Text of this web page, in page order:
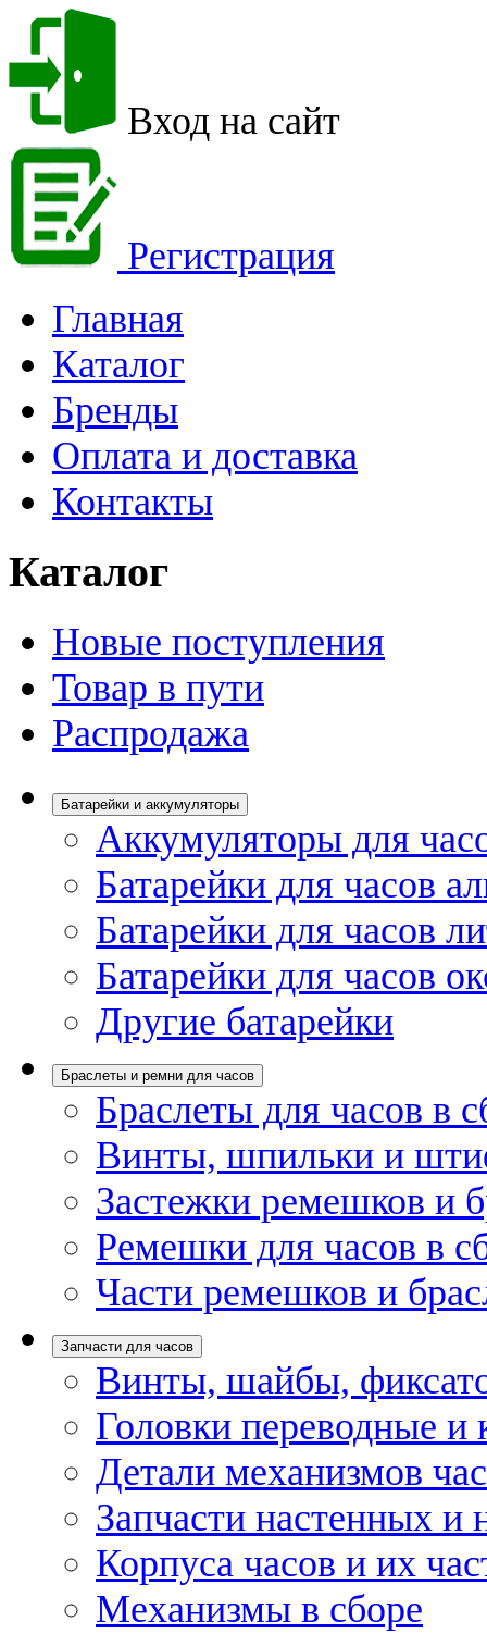
Вход на сайт
Регистрация
Главная
Каталог
Бренды
Оплата и доставка
Контакты
Каталог
Новые поступления
Товар в пути
Распродажа
Батарейки и аккумуляторы
Аккумуляторы для
Батарейки для часов
Батарейки для часов
Батарейки для часов
Другие батарейки
Браслеты и ремни для часов
Браслеты для часов в
Винты, шпильки и
Застежки ремешков и
Ремешки для часов в
Части ремешков и
Запчасти для часов
Винты, шайбы,
Головки переводные и
Детали механизмов
Запчасти настенных и
Корпуса часов и их
Механизмы в сборе